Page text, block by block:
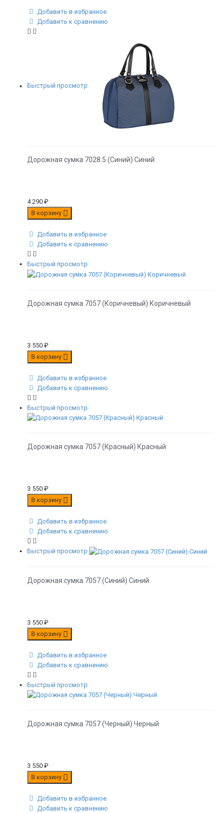
Добавить в избранное
Добавить к сравнению
Быстрый просмотр
Дорожная сумка 7028.5 (Синий) Синий
4 290 ₽
В корзину
Добавить в избранное
Добавить к сравнению
Быстрый просмотр
Дорожная сумка 7057 (Коричневый) Коричневый
3 550 ₽
В корзину
Добавить в избранное
Добавить к сравнению
Быстрый просмотр
Дорожная сумка 7057 (Красный) Красный
3 550 ₽
В корзину
Добавить в избранное
Добавить к сравнению
Быстрый просмотр
Дорожная сумка 7057 (Синий) Синий
3 550 ₽
В корзину
Добавить в избранное
Добавить к сравнению
Быстрый просмотр
Дорожная сумка 7057 (Черный) Черный
3 550 ₽
В корзину
Добавить в избранное
Добавить к сравнению